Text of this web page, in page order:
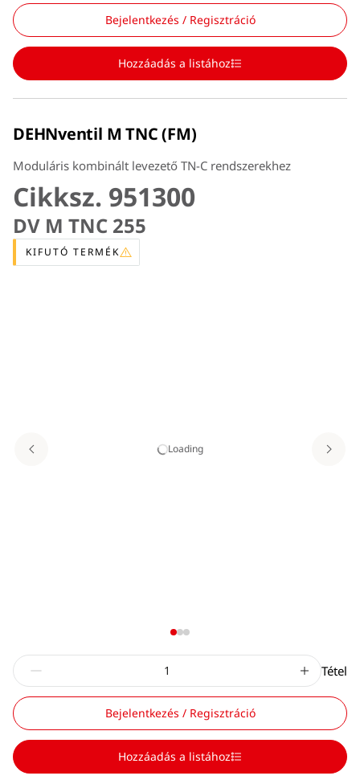
Bejelentkezés / Regisztráció
Hozzáadás a listához
DEHNventil M TNC (FM)
Moduláris kombinált levezető TN-C rendszerekhez
Cikksz. 951300
DV M TNC 255
KIFUTÓ TERMÉK
Loading
Tétel
Bejelentkezés / Regisztráció
Hozzáadás a listához